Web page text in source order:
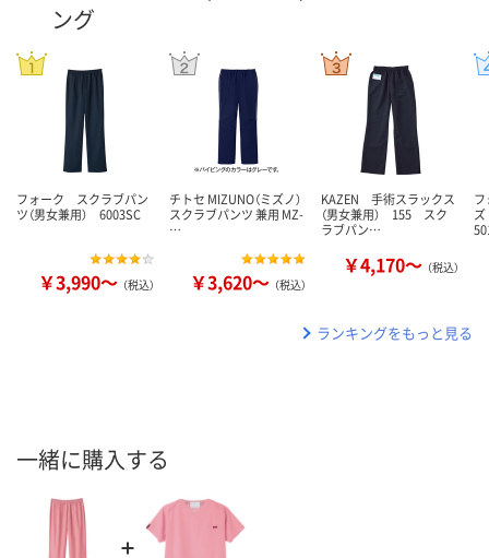
ング
フォーク スクラブパン
ツ（男女兼用） 6003SC
￥3,990～ （税込）
チトセ MIZUNO（ミズノ）
スクラブパンツ 兼用 MZ-
…
￥3,620～ （税込）
KAZEN 手術スラックス
（男女兼用） 155 スク
ラブパン…
￥4,170～ （税込）
ランキングをもっと見る
一緒に購入する